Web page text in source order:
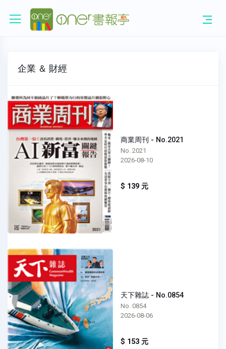
企業 ＆ 財經
商業周刊 - No.2021
No. 2021
2026-08-10
$ 139 元
天下雜誌 - No.0854
No. 0854
2026-08-06
$ 153 元